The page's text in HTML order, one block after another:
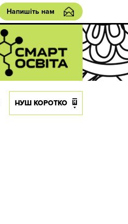
Напишіть нам
НУШ КОРОТКО